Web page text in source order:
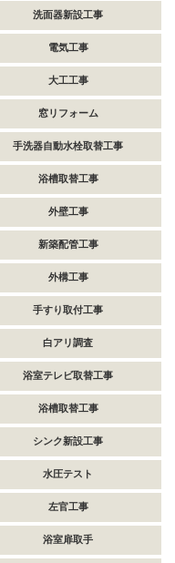
洗面器新設工事
電気工事
大工工事
窓リフォーム
手洗器自動水栓取替工事
浴槽取替工事
外壁工事
新築配管工事
外構工事
手すり取付工事
白アリ調査
浴室テレビ取替工事
浴槽取替工事
シンク新設工事
水圧テスト
左官工事
浴室扉取手